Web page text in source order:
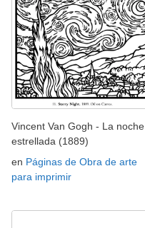
Vincent Van Gogh - La noche
estrellada (1889)
en Páginas de Obra de arte
para imprimir